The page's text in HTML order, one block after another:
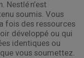
Nestlé n’est
soumis. Vous
fois des ressources
développé ou qui
identiques ou
vous soumettez.